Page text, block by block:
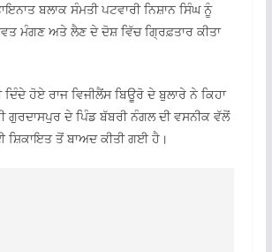
ਬਲਾਕ ਸੰਮਤੀ ਪਟਵਾਰੀ ਨਿਸ਼ਾਨ ਸਿੰਘ ਨੂੰ
ਮੰਗਣ ਅਤੇ ਲੈਣ ਦੇ ਦੋਸ਼ ਵਿੱਚ ਗ੍ਰਿਫ਼ਤਾਰ ਕੀਤਾ
ਹੋਏ ਰਾਜ ਵਿਜੀਲੈਂਸ ਬਿਊਰੋ ਦੇ ਬੁਲਾਰੇ ਨੇ ਕਿਹਾ
ਗੁਰਦਾਸਪੁਰ ਦੇ ਪਿੰਡ ਬੱਬਰੀ ਨੰਗਲ ਦੀ ਵਸਨੀਕ ਵੱਲੋਂ
ਤੋਂ ਬਾਅਦ ਕੀਤੀ ਗਈ ਹੈ।